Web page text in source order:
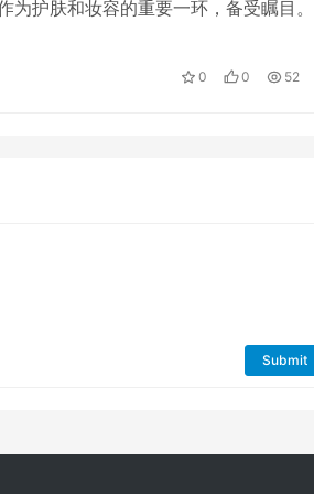
为护肤和妆容的重要一环，备受瞩目
0 0 52
Submit